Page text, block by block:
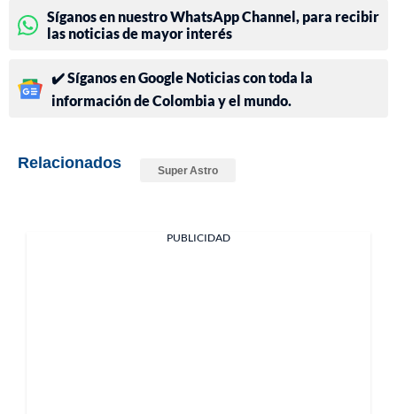
Síganos en nuestro WhatsApp Channel, para recibir
las noticias de mayor interés
✔️ Síganos en Google Noticias con toda la
información de Colombia y el mundo.
Relacionados Super Astro
PUBLICIDAD